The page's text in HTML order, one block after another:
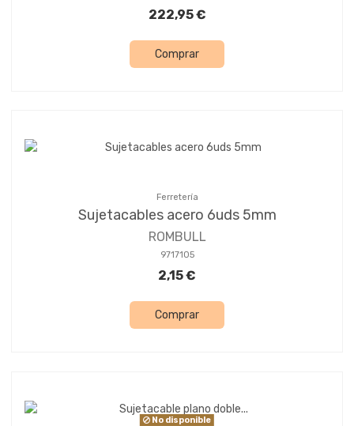
222,95 €
Comprar
Ferretería
Sujetacables acero 6uds 5mm
ROMBULL
9717105
2,15 €
Comprar
No disponible